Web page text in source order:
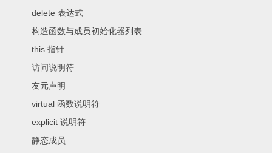
delete 表达式
构造函数与成员初始化器列表
this 指针
访问说明符
友元声明
virtual 函数说明符
explicit 说明符
静态成员